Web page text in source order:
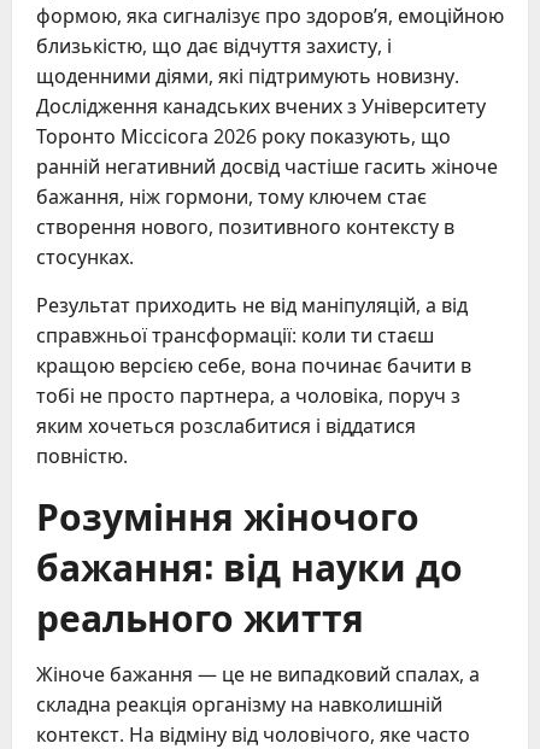
формою, яка сигналізує про здоров’я, емоційною
близькістю, що дає відчуття захисту, і
щоденними діями, які підтримують новизну.
Дослідження канадських вчених з Університету
Торонто Міссісога 2026 року показують, що
ранній негативний досвід частіше гасить жіноче
бажання, ніж гормони, тому ключем стає
створення нового, позитивного контексту в
стосунках.
Результат приходить не від маніпуляцій, а від
справжньої трансформації: коли ти стаєш
кращою версією себе, вона починає бачити в
тобі не просто партнера, а чоловіка, поруч з
яким хочеться розслабитися і віддатися
повністю.
Розуміння жіночого
бажання: від науки до
реального життя
Жіноче бажання — це не випадковий спалах, а
складна реакція організму на навколишній
контекст. На відміну від чоловічого, яке часто